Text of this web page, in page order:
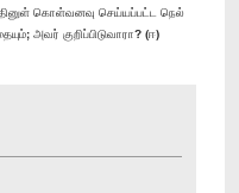
கொள்வனவு செய்யப்பட்ட நெல்
அவர் குறிப்பிடுவாரா? (ஈ)